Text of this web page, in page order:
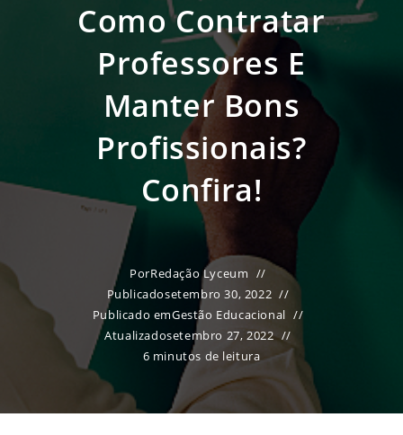
Como Contratar
Professores E
Manter Bons
Profissionais?
Confira!
PorRedação Lyceum
Publicadosetembro 30, 2022
Publicado emGestão Educacional
Atualizadosetembro 27, 2022
6 minutos de leitura